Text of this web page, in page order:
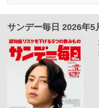
サンデー毎日 2026年5